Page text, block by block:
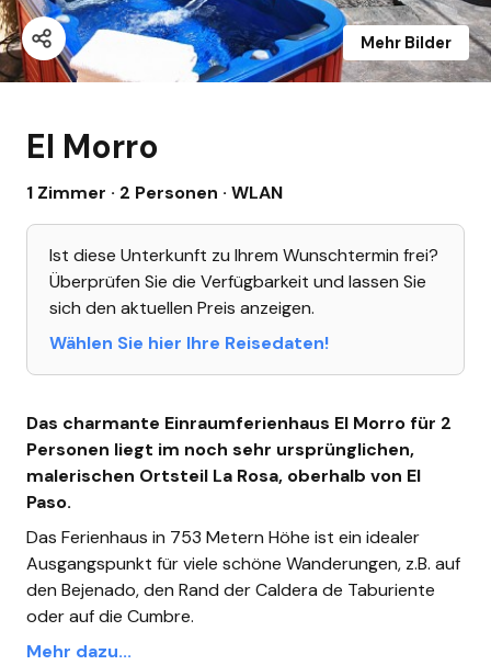
Mehr Bilder
El Morro
1 Zimmer · 2 Personen · WLAN
Ist diese Unterkunft zu Ihrem Wunschtermin frei?
Überprüfen Sie die Verfügbarkeit und lassen Sie
sich den aktuellen Preis anzeigen.
Wählen Sie hier Ihre Reisedaten!
Das charmante Einraumferienhaus El Morro für 2
Personen liegt im noch sehr ursprünglichen,
malerischen Ortsteil La Rosa, oberhalb von El
Paso.
Das Ferienhaus in 753 Metern Höhe ist ein idealer
Ausgangspunkt für viele schöne Wanderungen, z.B. auf
den Bejenado, den Rand der Caldera de Taburiente
oder auf die Cumbre.
Mehr dazu...